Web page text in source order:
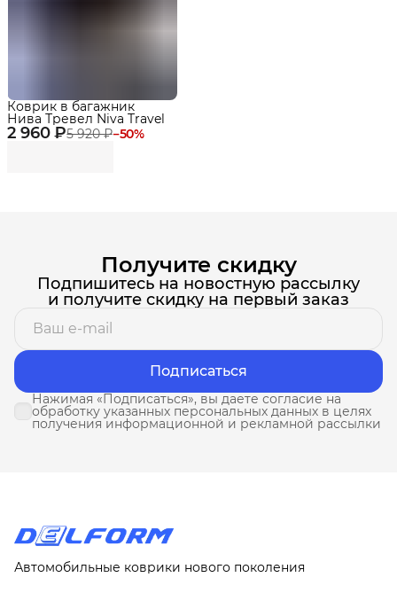
2 960 ₽5 920 ₽−50%
Коврик в багажник
Нива Тревел Niva Travel
Получите скидку
Подпишитесь на новостную рассылку
и получите скидку на первый заказ
Подписаться
Нажимая «Подписаться», вы даете согласие на
обработку указанных персональных данных в целях
получения информационной и рекламной рассылки
Автомобильные коврики нового поколения